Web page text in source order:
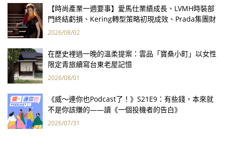
【時尚產業一週要事】愛馬仕業績成長、LVMH時裝部
門終結虧損、Kering轉型策略初現成效、Prada集團財
報亮眼
2026/08/02
在歷史裡過一晚的溫柔提案：雲品「寶桑小町」以女性
限定青旅續寫台東老屋記憶
2026/08/01
《威～連你也Podcast了！》S21E9：有些錢，本來就
不是你該賺的——讀《一個投機者的告白》
2026/07/31